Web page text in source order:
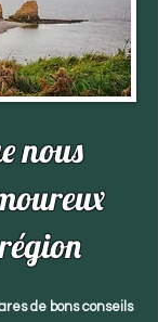
nous
de bons conseils